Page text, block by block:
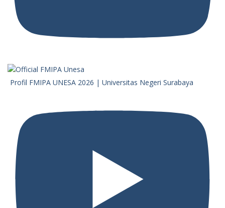
Profil FMIPA UNESA 2026 | Universitas Negeri Surabaya